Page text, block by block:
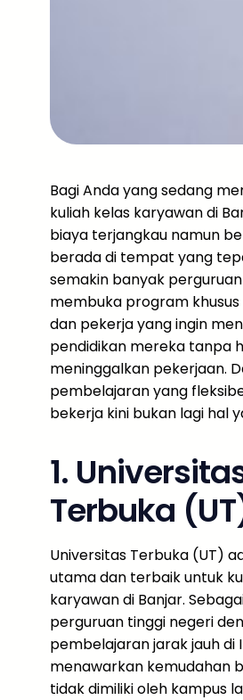
Bagi Anda yang sedang
kuliah kelas karyawan di
biaya terjangkau namun
berada di tempat yang
semakin banyak
membuka program
dan pekerja yang ingin
pendidikan mereka tanpa
meninggalkan pekerjaan.
pembelajaran yang
bekerja kini bukan lagi hal
1.
Terbuka
Universitas Terbuka (UT)
utama dan terbaik untuk
karyawan di Banjar.
perguruan tinggi negeri
pembelajaran jarak jauh di
menawarkan kemudahan
tidak dimiliki oleh kampus